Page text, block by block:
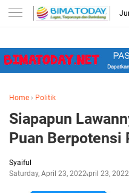
-->
Home › Politik
Siapapun
Puan Berpotensi
Syaiful
Saturday, April 23, 2022April 23, 2022